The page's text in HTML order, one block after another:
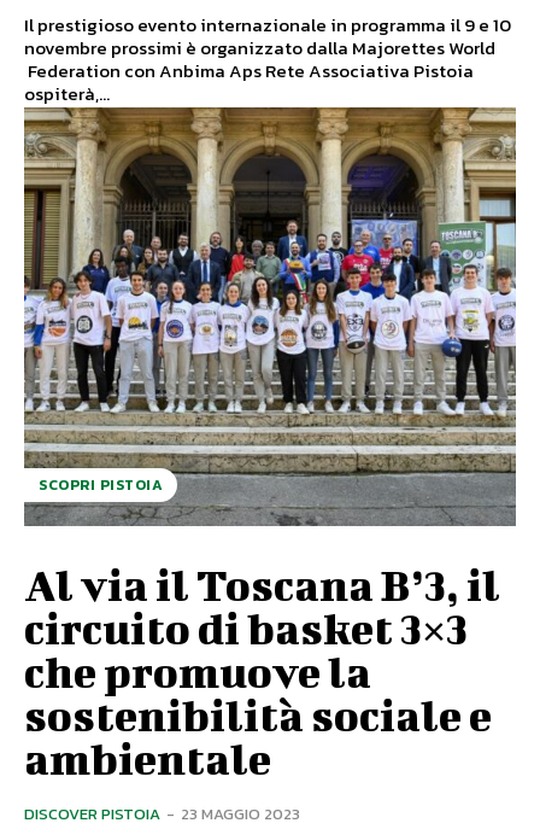
Il prestigioso evento internazionale in programma il 9 e 10
novembre prossimi è organizzato dalla Majorettes World
Federation con Anbima Aps Rete Associativa Pistoia
ospiterà,...
SCOPRI PISTOIA
Al via il Toscana B’3, il
circuito di basket 3×3
che promuove la
sostenibilità sociale e
ambientale
DISCOVER PISTOIA - 23 MAGGIO 2023